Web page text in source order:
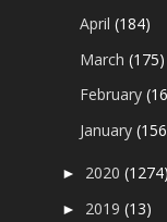
April(184)
March(175)
February
January
► 2020(1274)
► 2019(13)